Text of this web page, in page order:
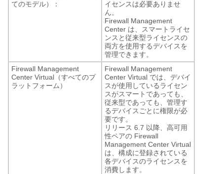
てのモデル）：
イセンスは必要ありませ
ん。
Firewall Management
Center は、スマートライセ
ンスと従来型ライセンスの
両方を使用するデバイスを
管理できます。
Firewall Management
Center Virtual （すべてのプ
ラットフォーム）
Firewall Management
Center Virtual では、デバイ
スが使用しているライセン
スがスマートであっても、
従来型であっても、管理す
るデバイスごとに権限が必
要です。
リリース 6.7 以降、高可用
性ペアの Firewall
Management Center Virtual
は、構成に登録されている
各デバイスのライセンスを
消費します。